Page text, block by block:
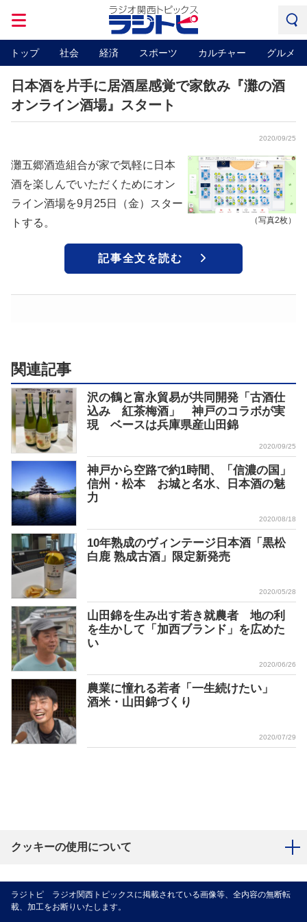
トップ 社会 経済 スポーツ カルチャー グルメ
日本酒を片手に居酒屋感覚で家飲み『灘の酒
オンライン酒場』スタート
2020/09/25
（写真2枚）
灘五郷酒造組合が家で気軽に日本
酒を楽しんでいただくためにオン
ライン酒場を9月25日（金）スター
トする。
記事全文を読む
関連記事
沢の鶴と富永貿易が共同開発「古酒仕
込み 紅茶梅酒」 神戸のコラボが実
現 ベースは兵庫県産山田錦
2020/09/25
神戸から空路で約1時間、「信濃の国」
信州・松本 お城と名水、日本酒の魅
力
2020/08/18
10年熟成のヴィンテージ日本酒「黒松
白鹿 熟成古酒」限定新発売
2020/05/28
山田錦を生み出す若き就農者 地の利
を生かして「加西ブランド」を広めた
い
2020/06/26
農業に憧れる若者「一生続けたい」
酒米・山田錦づくり
2020/07/29
クッキーの使用について
ラジトピ ラジオ関西トピックスに掲載されている画像等、全内容の無断転
載、加工をお断りいたします。